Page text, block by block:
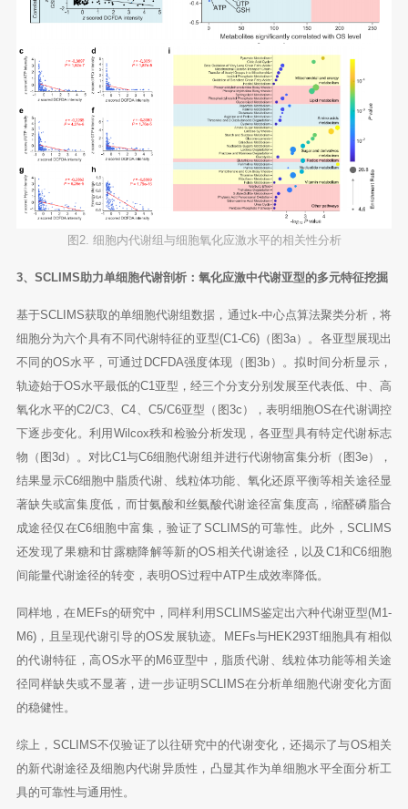
图2. 细胞内代谢组与细胞氧化应激水平的相关性分析
3、SCLIMS助力单细胞代谢剖析：氧化应激中代谢亚型的多元特征挖掘
基于SCLIMS获取的单细胞代谢组数据，通过k-中心点算法聚类分析，将
细胞分为六个具有不同代谢特征的亚型(C1-C6)（图3a）。各亚型展现出
不同的OS水平，可通过DCFDA强度体现（图3b）。拟时间分析显示，
轨迹始于OS水平最低的C1亚型，经三个分支分别发展至代表低、中、高
氧化水平的C2/C3、C4、C5/C6亚型（图3c），表明细胞OS在代谢调控
下逐步变化。利用Wilcox秩和检验分析发现，各亚型具有特定代谢标志
物（图3d）。对比C1与C6细胞代谢组并进行代谢物富集分析（图3e），
结果显示C6细胞中脂质代谢、线粒体功能、氧化还原平衡等相关途径显
著缺失或富集度低，而甘氨酸和丝氨酸代谢途径富集度高，缩醛磷脂合
成途径仅在C6细胞中富集，验证了SCLIMS的可靠性。此外，SCLIMS
还发现了果糖和甘露糖降解等新的OS相关代谢途径，以及C1和C6细胞
间能量代谢途径的转变，表明OS过程中ATP生成效率降低。
同样地，在MEFs的研究中，同样利用SCLIMS鉴定出六种代谢亚型(M1-
M6)，且呈现代谢引导的OS发展轨迹。MEFs与HEK293T细胞具有相似
的代谢特征，高OS水平的M6亚型中，脂质代谢、线粒体功能等相关途
径同样缺失或不显著，进一步证明SCLIMS在分析单细胞代谢变化方面
的稳健性。
综上，SCLIMS不仅验证了以往研究中的代谢变化，还揭示了与OS相关
的新代谢途径及细胞内代谢异质性，凸显其作为单细胞水平全面分析工
具的可靠性与通用性。